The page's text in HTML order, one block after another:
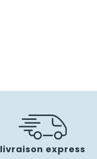
livraison express